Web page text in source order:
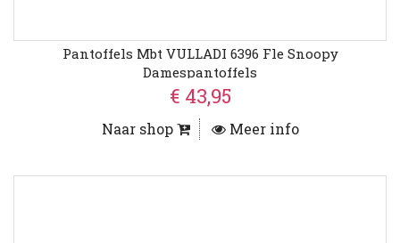
Pantoffels Mbt VULLADI 6396 Fle Snoopy
Damespantoffels
€ 43,95
Naar shop Meer info